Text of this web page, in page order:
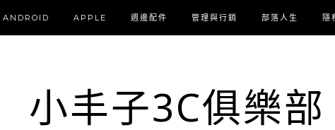
ANDROID APPLE 週邊配件 管理與行銷 部落人生 隱
小丰子3C俱樂部